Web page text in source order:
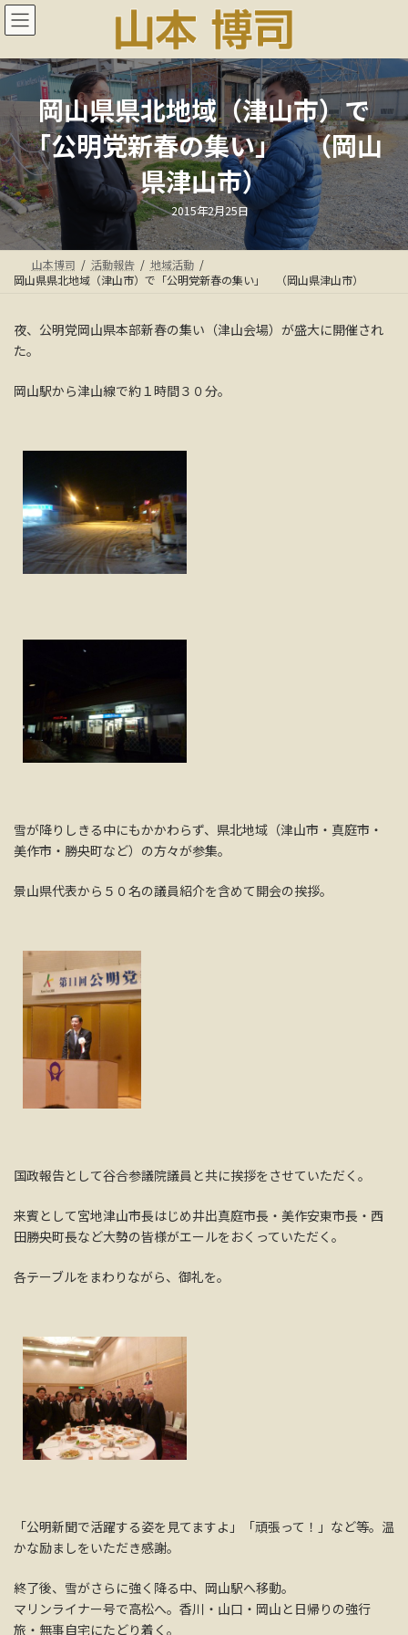
コ
ン
ン
ツ
へ
ス
キ
ッ
プ
ナ
ビ
ー
シ
ョ
ン
に
移
動
岡山県県北地域（津山市）で
「公明党新春の集い」 （岡山
県津山市）
最
終
更
新
日
時
:
2015年2月25日
山本博司 活動報告
地域活動
岡山県県北地域（津山市）で「公明党新春の集い」 （岡山県津山市）
夜、公明党岡山県本部新春の集い（津山会場）が盛大に開催され
た。
岡山駅から津山線で約１時間３０分。
雪が降りしきる中にもかかわらず、県北地域（津山市・真庭市・
美作市・勝央町など）の方々が参集。
景山県代表から５０名の議員紹介を含めて開会の挨拶。
国政報告として谷合参議院議員と共に挨拶をさせていただく。
来賓として宮地津山市長はじめ井出真庭市長・美作安東市長・西
田勝央町長など大勢の皆様がエールをおくっていただく。
各テーブルをまわりながら、御礼を。
「公明新聞で活躍する姿を見てますよ」「頑張って！」など等。温
かな励ましをいただき感謝。
終了後、雪がさらに強く降る中、岡山駅へ移動。
マリンライナー号で高松へ。香川・山口・岡山と日帰りの強行
旅・無事自宅にたどり着く。